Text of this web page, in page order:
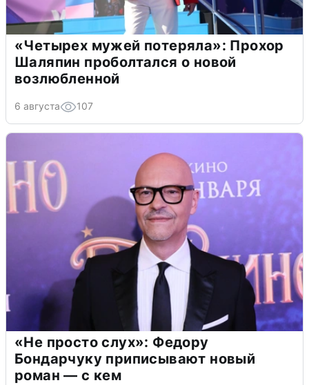
«Четырех мужей потеряла»: Прохор
Шаляпин проболтался о новой
возлюбленной
6 августа 107
«Не просто слух»: Федору
Бондарчуку приписывают новый
роман — с кем